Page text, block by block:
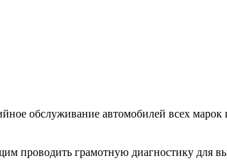
обслуживание автомобилей всех марок
проводить грамотную диагностику для